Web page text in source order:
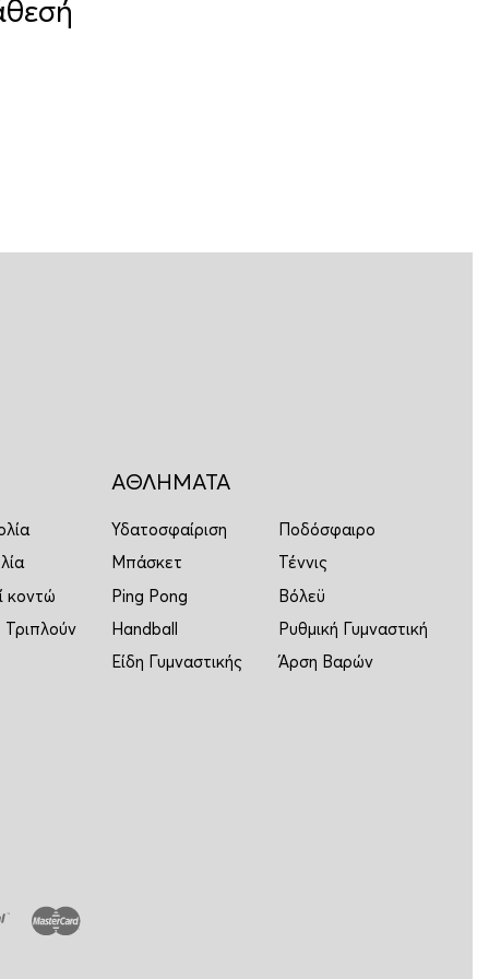
κοντώ
ΑΘΛΗΜΑΤΑ
Υδατοσφαίριση
Ποδόσφαιρο
Μπάσκετ
Τέννις
Ping Pong
Βόλεϋ
Handball
Ρυθμική Γυμναστική
Είδη Γυμναστικής
Άρση Βαρών